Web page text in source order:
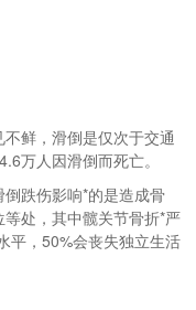
鲜，滑倒是仅次于交通
万人因滑倒而死亡。
跌伤影响*的是造成骨
处，其中髋关节骨折*严
平，50%会丧失独立生活